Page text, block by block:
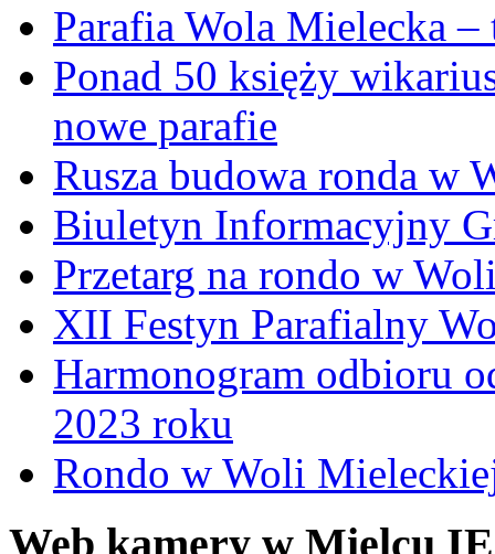
Parafia Wola Mielecka
Ponad 50 księży
nowe parafie
Rusza budowa ronda w
Biuletyn Informacyjny
Przetarg na rondo w
XII Festyn Parafialny
Harmonogram odbioru
2023 roku
Rondo w Woli
Web kamery w Mielcu IE